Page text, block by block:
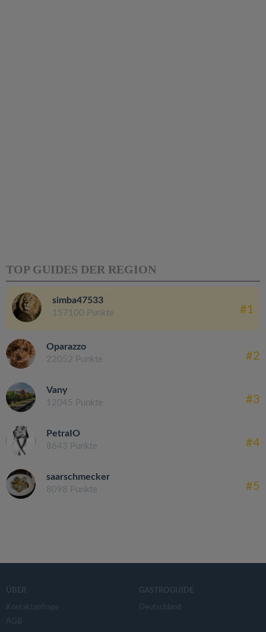
TOP GUIDES DER REGION
simba47533
157100 Punkte #1
Oparazzo
22052 Punkte #2
Vany
12045 Punkte #3
PetraIO
8643 Punkte #4
saarschmecker
8098 Punkte #5
ÜBER
Kontaktanfrage
AGB
GASTROGUIDE
Deutschland